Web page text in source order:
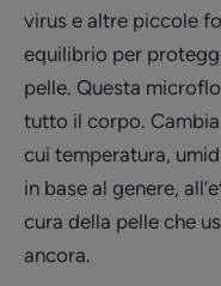
virus e altre piccole
equilibrio per
pelle. Questa
tutto il corpo.
cui temperatura,
in base al genere,
cura della pelle che
ancora.